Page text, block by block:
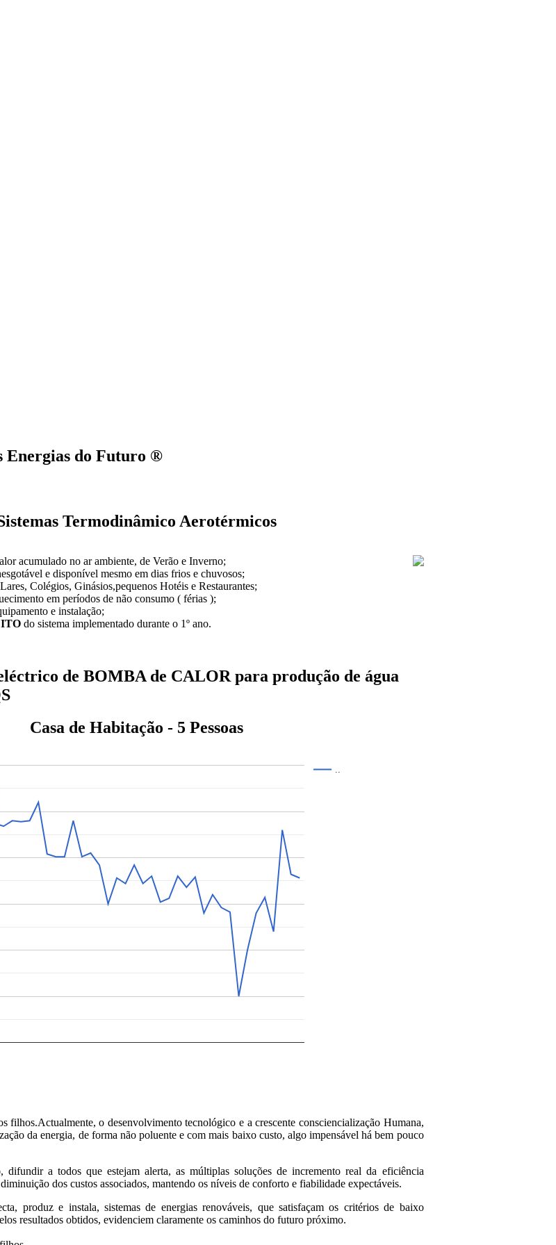
Energias do Futuro ®
Termodinâmico Aerotérmicos
acumulado no ar ambiente, de Verão e Inverno;
e disponível mesmo em dias frios e chuvosos;
Colégios, Ginásios,pequenos Hotéis e Restaurantes;
em períodos de não consumo ( férias );
e instalação;
do sistema implementado durante o 1º ano.
de BOMBA de CALOR para produção de água
Casa de Habitação - 5 Pessoas
..
Actualmente, o desenvolvimento tecnológico e a crescente consciencialização Humana,
da energia, de forma não poluente e com mais baixo custo, algo impensável há bem pouco
difundir a todos que estejam alerta, as múltiplas soluções de incremento real da eficiência
dos custos associados, mantendo os níveis de conforto e fiabilidade expectáveis.
produz e instala, sistemas de energias renováveis, que satisfaçam os critérios de baixo
resultados obtidos, evidenciem claramente os caminhos do futuro próximo.